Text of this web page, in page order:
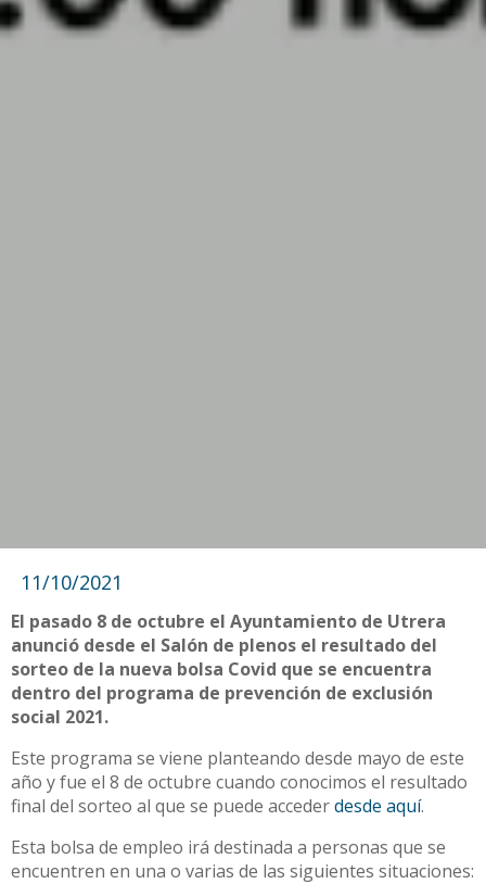
11/10/2021
El pasado 8 de octubre el Ayuntamiento de Utrera
anunció desde el Salón de plenos el resultado del
sorteo de la nueva bolsa Covid que se encuentra
dentro del programa de prevención de exclusión
social 2021.
Este programa se viene planteando desde mayo de este
año y fue el 8 de octubre cuando conocimos el resultado
final del sorteo al que se puede accederdesde aquí.
Esta bolsa de empleo irá destinada a personas que se
encuentren en una o varias de las siguientes situaciones: